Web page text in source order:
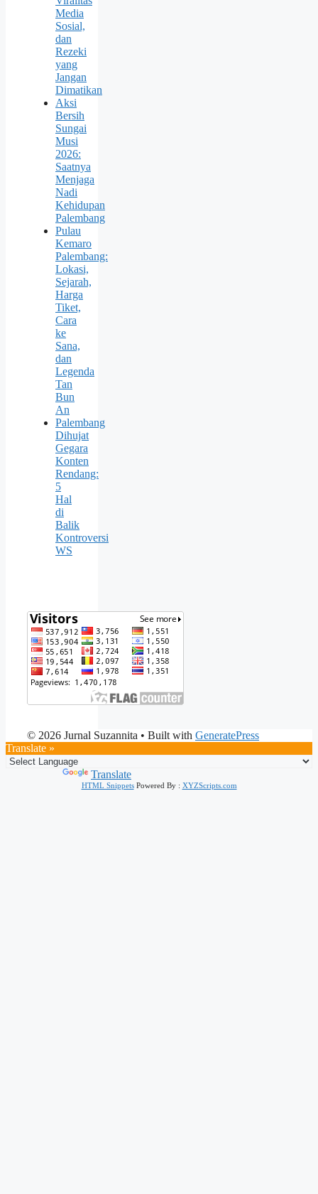
Media
Sosial,
dan
Rezeki
yang
Jangan
Dimatikan
Aksi
Bersih
Sungai
Musi
2026:
Saatnya
Menjaga
Nadi
Kehidupan
Palembang
Pulau
Kemaro
Palembang:
Lokasi,
Sejarah,
Harga
Tiket,
Cara
ke
Sana,
dan
Legenda
Tan
Bun
An
Palembang
Dihujat
Gegara
Konten
Rendang:
5
Hal
di
Balik
Kontroversi
WS
© 2026 Jurnal Suzannita • Built with GeneratePress
Translate »
Translate
HTML SnippetsPowered By : XYZScripts.com